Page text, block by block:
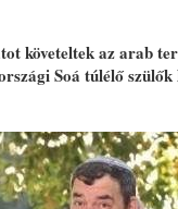
követeltek az arab
Soá túlélő